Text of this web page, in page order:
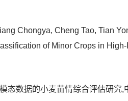
Chongya, Cheng Tao, Tian
of Minor Crops in
态数据的小麦苗情综合评估研究